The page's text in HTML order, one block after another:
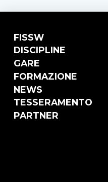
FISSW
DISCIPLINE
GARE
FORMAZIONE
NEWS
TESSERAMENTO
PARTNER